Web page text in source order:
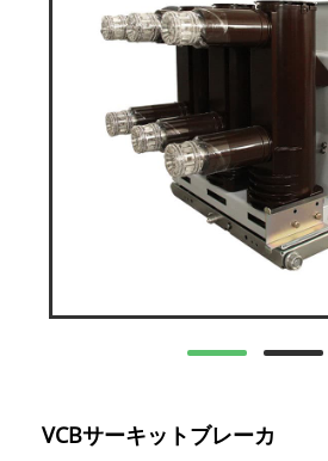
VCBサーキットブレーカ